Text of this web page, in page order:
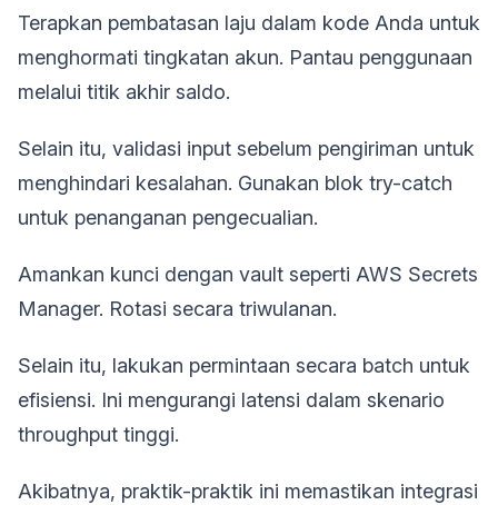
Terapkan pembatasan laju dalam kode Anda untuk
menghormati tingkatan akun. Pantau penggunaan
melalui titik akhir saldo.
Selain itu, validasi input sebelum pengiriman untuk
menghindari kesalahan. Gunakan blok try-catch
untuk penanganan pengecualian.
Amankan kunci dengan vault seperti AWS Secrets
Manager. Rotasi secara triwulanan.
Selain itu, lakukan permintaan secara batch untuk
efisiensi. Ini mengurangi latensi dalam skenario
throughput tinggi.
Akibatnya, praktik-praktik ini memastikan integrasi